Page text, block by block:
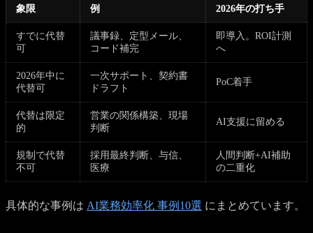
象限 例 2026年の打ち手
すでに代替
可
議事録、定型メール、
コード補完
即導入。ROI計測
へ
2026年中に
代替可
一次サポート、契約書
ドラフト
PoC着手
代替は限定
的
営業の関係構築、現場
判断
AI支援に留める
規制で代替
不可
採用最終判断、与信、
医療
人間判断+AI補助
の二重化
具体的な事例は AI業務効率化 事例10選 にまとめています。